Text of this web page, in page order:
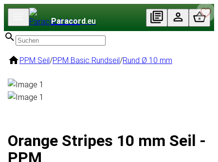
Paracord.eu
PPM Seil/PPM Basic Rundseil/Rund Ø 10 mm
Orange Stripes 10 mm Seil -
PPM